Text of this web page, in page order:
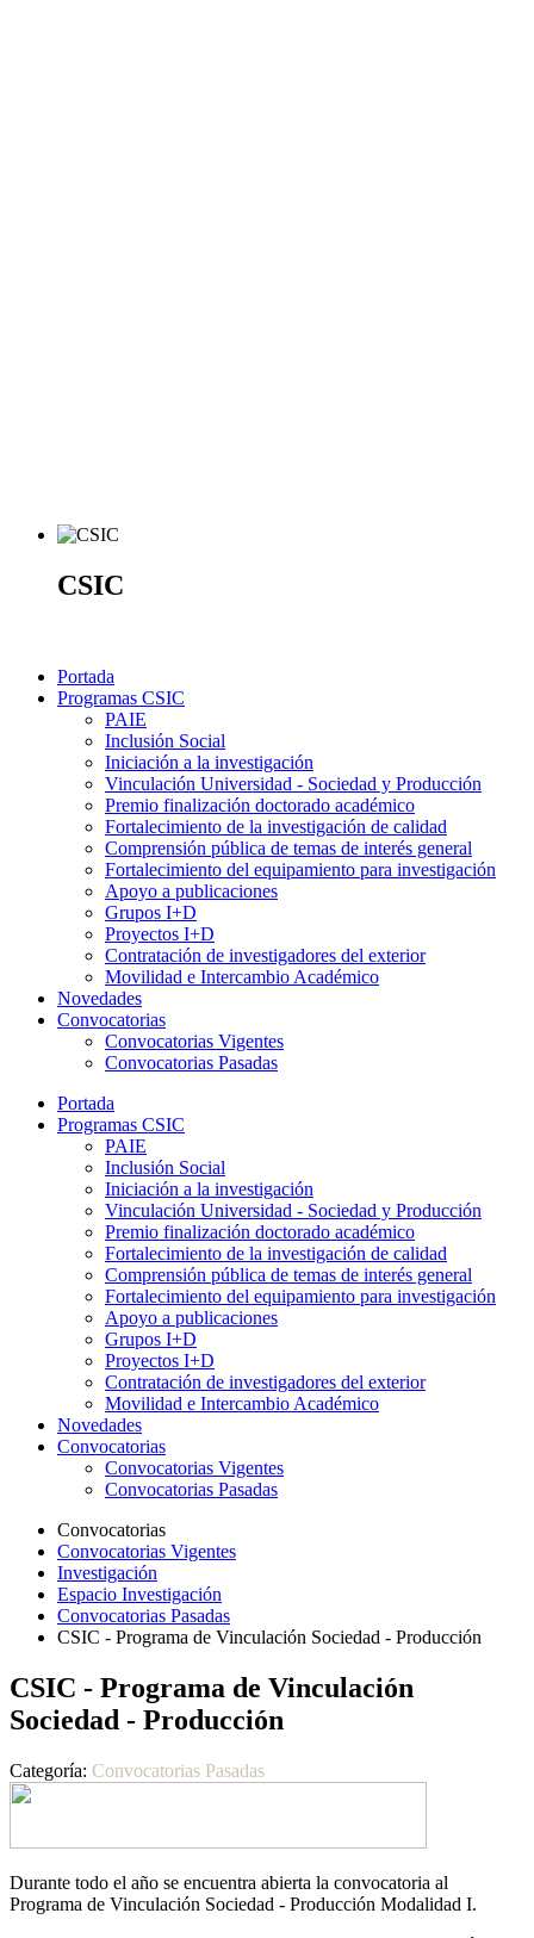
CSIC
Portada
Programas CSIC
PAIE
Inclusión Social
Iniciación a la investigación
Vinculación Universidad - Sociedad y Producción
Premio finalización doctorado académico
Fortalecimiento de la investigación de calidad
Comprensión pública de temas de interés general
Fortalecimiento del equipamiento para investigación
Apoyo a publicaciones
Grupos I+D
Proyectos I+D
Contratación de investigadores del exterior
Movilidad e Intercambio Académico
Novedades
Convocatorias
Convocatorias Vigentes
Convocatorias Pasadas
Portada
Programas CSIC
PAIE
Inclusión Social
Iniciación a la investigación
Vinculación Universidad - Sociedad y Producción
Premio finalización doctorado académico
Fortalecimiento de la investigación de calidad
Comprensión pública de temas de interés general
Fortalecimiento del equipamiento para investigación
Apoyo a publicaciones
Grupos I+D
Proyectos I+D
Contratación de investigadores del exterior
Movilidad e Intercambio Académico
Novedades
Convocatorias
Convocatorias Vigentes
Convocatorias Pasadas
Convocatorias
Convocatorias Vigentes
Investigación
Espacio Investigación
Convocatorias Pasadas
CSIC - Programa de Vinculación Sociedad - Producción
CSIC - Programa de Vinculación
Sociedad - Producción
Categoría: Convocatorias Pasadas
Durante todo el año se encuentra abierta la convocatoria al
Programa de Vinculación Sociedad - Producción Modalidad I.